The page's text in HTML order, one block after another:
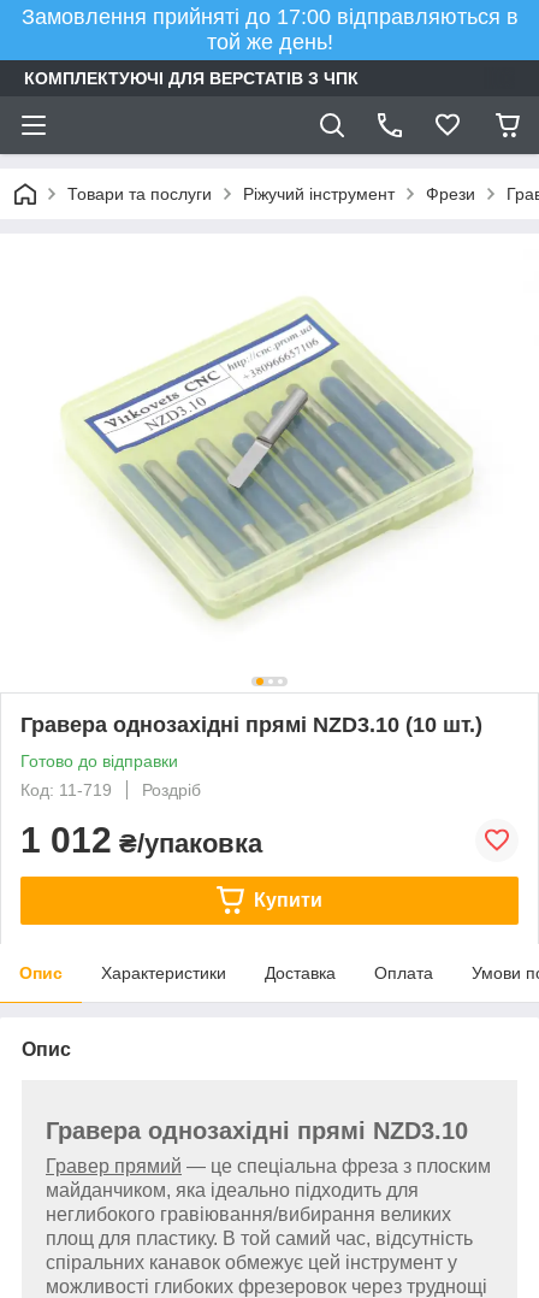
Замовлення прийняті до 17:00 відправляються в
той же день!
КОМПЛЕКТУЮЧІ ДЛЯ ВЕРСТАТІВ З ЧПК
Товари та послуги Ріжучий інструмент Фрези
Гравера однозахідні прямі NZD3.10 (10 шт.)
Готово до відправки
Код: 11-719
Роздріб
1 012 ₴/упаковка
Купити
Опис Характеристики Доставка Оплата Умови
Опис
Гравера однозахідні прямі NZD3.10
Гравер прямий — це спеціальна фреза з плоским
майданчиком, яка ідеально підходить для
неглибокого гравіювання/вибирання великих
площ для пластику. В той самий час, відсутність
спіральних канавок обмежує цей інструмент у
можливості глибоких фрезеровок через труднощі